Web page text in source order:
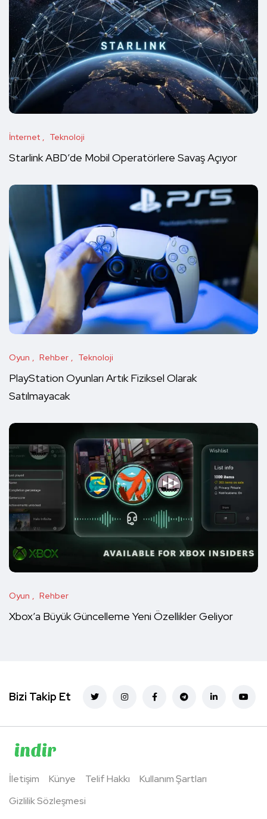
İnternet Teknoloji
Starlink ABD’de Mobil Operatörlere Savaş Açıyor
Oyun Rehber Teknoloji
PlayStation Oyunları Artık Fiziksel Olarak
Satılmayacak
Oyun Rehber
Xbox’a Büyük Güncelleme Yeni Özellikler Geliyor
Bizi Takip Et
İletişim Künye Telif Hakkı
Kullanım Şartları
Gizlilik Sözleşmesi